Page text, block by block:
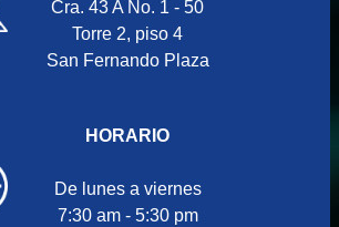
Cra. 43 A No. 1 - 50
Torre 2, piso 4
San Fernando Plaza
HORARIO
De lunes a viernes
7:30 am - 5:30 pm